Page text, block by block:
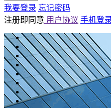
我要登录 忘记密码
注册即同意 用户协议 手机登